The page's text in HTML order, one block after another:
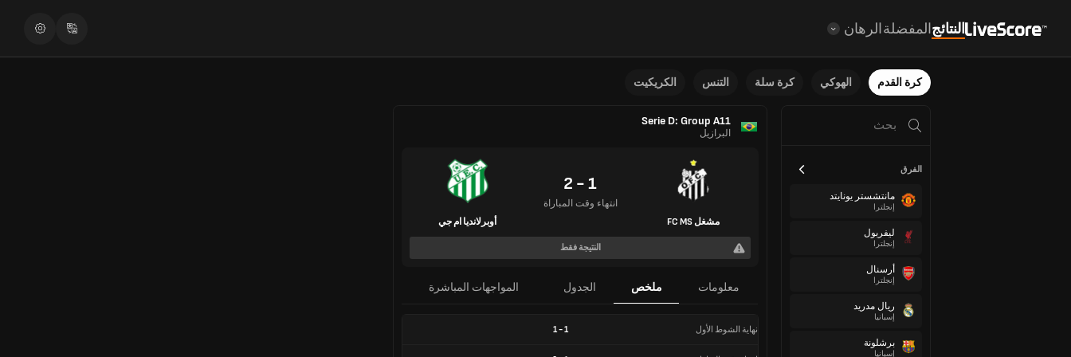
النتائجالمفضلةالرهان
كرة القدم الهوكي كرة سلة التنس الكريكيت
الفرق
مانتشستر يونايتد
إنجلترا
ليفربول
إنجلترا
أرسنال
إنجلترا
ريال مدريد
إسبانيا
برشلونة
إسبانيا
Serie D: Group A11
البرازيل
مشغل FC MS
1 - 2
انتهاء وقت المباراة
أوبرلانديا ام جي
النتيجة فقط
معلومات ملخص الجدول المواجهات المباشرة
نهاية الشوط الأول 1
-
1